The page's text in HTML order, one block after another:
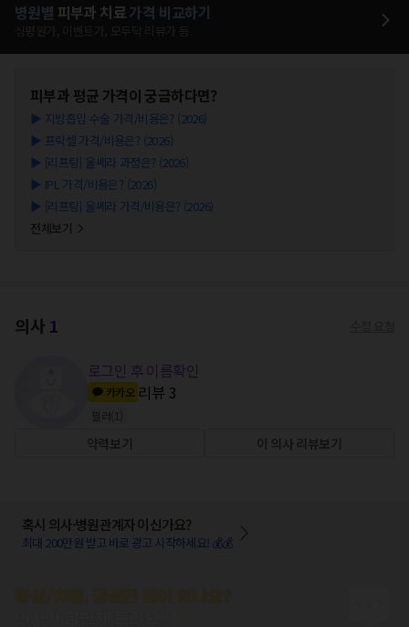
병원별 피부과 치료가격 비교하기
피부과 평균 가격이 궁금하다면?
▶ 지방흡입 수술 가격/비용은? (2026)
▶ 프락셀 가격/비용은? (2026)
▶ [리프팅] 울쎄라 과정은? (2026)
▶ IPL 가격/비용은? (2026)
▶ [리프팅] 울쎄라 가격/비용은? (2026)
전체보기
의사 1
로그인 후 이름확인
카카오 리뷰 3
필러
약력보기 이 의사 리뷰보기
혹시 의사·병원관계자 이신가요?
최대 200만원 받고 바로 광고 시작하세요! 💰💰